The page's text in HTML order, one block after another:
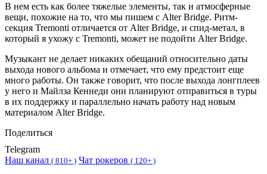
В нем есть как более тяжелые элементы, так и атмосферные
вещи, похожие на то, что мы пишем с Alter Bridge. Ритм-
секция Tremonti отличается от Alter Bridge, и спид-метал, в
который я ухожу с Tremonti, может не подойти Alter Bridge.
Музыкант не делает никаких обещаний относительно даты
выхода нового альбома и отмечает, что ему предстоит еще
много работы. Он также говорит, что после выхода лонгплеев
у него и Майлза Кеннеди они планируют отправиться в туры
в их поддержку и параллельно начать работу над новым
материалом Alter Bridge.
Поделиться
Telegram
Наш канал ( 810+ ) Чат рокеров ( 120+ )